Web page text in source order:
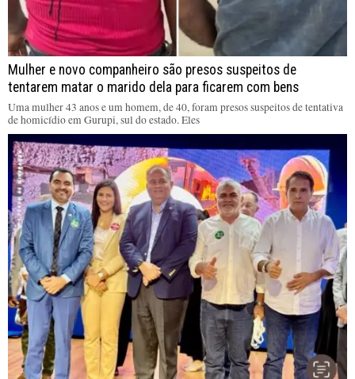
Mulher e novo companheiro são presos suspeitos de
tentarem matar o marido dela para ficarem com bens
Uma mulher 43 anos e um homem, de 40, foram presos suspeitos de tentativa
de homicídio em Gurupi, sul do estado. Eles